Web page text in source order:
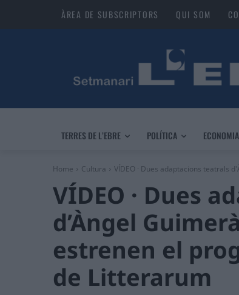
ÀREA DE SUBSCRIPTORS QUI SOM
TERRES DE L’EBRE POLÍTICA ECONOMIA
Home Cultura VÍDEO · Dues adaptacions teatrals
VÍDEO · Dues
d’Àngel
estrenen el
de Litterarum